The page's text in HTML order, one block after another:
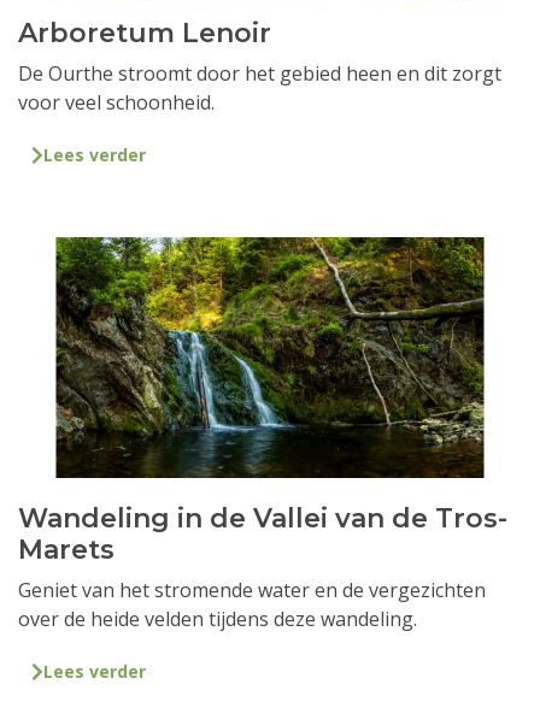
Arboretum Lenoir
De Ourthe stroomt door het gebied heen en dit zorgt
voor veel schoonheid.
Lees verder
Wandeling in de Vallei van de Tros-
Marets
Geniet van het stromende water en de vergezichten
over de heide velden tijdens deze wandeling.
Lees verder